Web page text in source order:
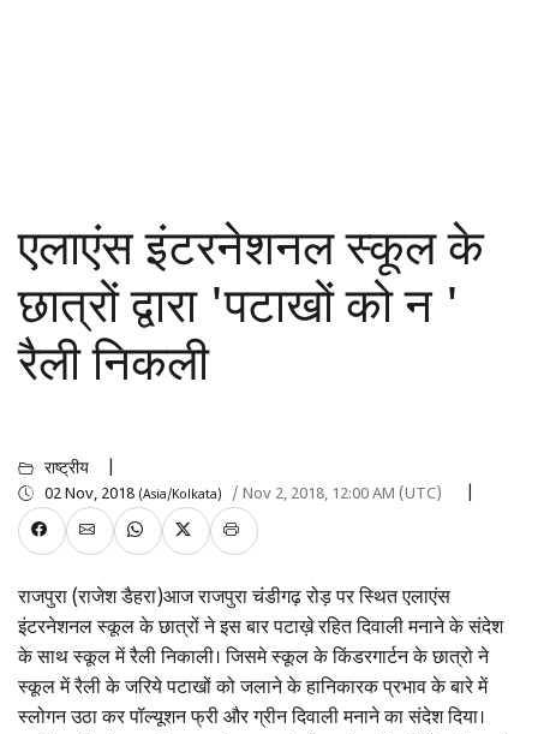
एलाएंस इंटरनेशनल स्कूल के
छात्रों द्वारा 'पटाखों को न '
रैली निकली
राष्ट्रीय
02 Nov, 2018 (Asia/Kolkata) / Nov 2, 2018, 12:00 AM (UTC)
राजपुरा (राजेश डैहरा)आज राजपुरा चंडीगढ़ रोड़ पर स्थित एलाएंस
इंटरनेशनल स्कूल के छात्रों ने इस बार पटाख़े रहित दिवाली मनाने के संदेश
के साथ स्कूल में रैली निकाली। जिसमे स्कूल के किंडरगार्टन के छात्रो ने
स्कूल में रैली के जरिये पटाखों को जलाने के हानिकारक प्रभाव के बारे में
स्लोगन उठा कर पॉल्यूशन फ्री और ग्रीन दिवाली मनाने का संदेश दिया।